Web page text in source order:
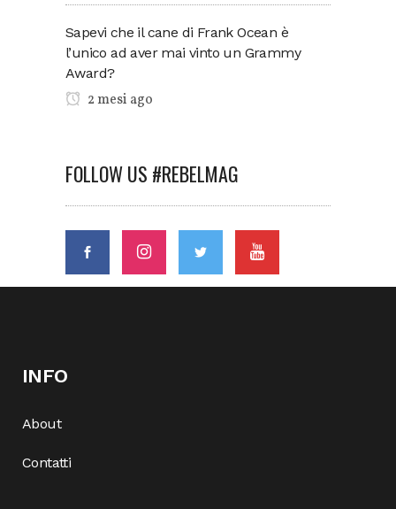
Sapevi che il cane di Frank Ocean è
l’unico ad aver mai vinto un Grammy
Award?
2 mesi ago
FOLLOW US #REBELMAG
INFO
About
Contatti